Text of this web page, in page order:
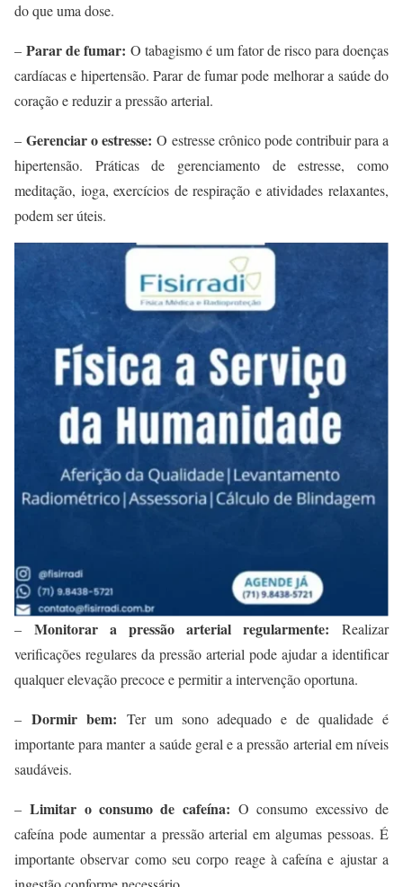
do que uma dose.
– Parar de fumar: O tabagismo é um fator de risco para doenças
cardíacas e hipertensão. Parar de fumar pode melhorar a saúde do
coração e reduzir a pressão arterial.
–Gerenciar o estresse:O estresse crônico pode contribuir para a
hipertensão. Práticas de gerenciamento de estresse, como
meditação, ioga, exercícios de respiração e atividades relaxantes,
podem ser úteis.
– Monitorar a pressão arterial regularmente: Realizar
verificações regulares da pressão arterial pode ajudar a identificar
qualquer elevação precoce e permitir a intervenção oportuna.
– Dormir bem: Ter um sono adequado e de qualidade é
importante para manter a saúde geral e a pressão arterial em níveis
saudáveis.
–Limitar o consumo de cafeína:O consumo excessivo de
cafeína pode aumentar a pressão arterial em algumas pessoas. É
importante observar como seu corpo reage à cafeína e ajustar a